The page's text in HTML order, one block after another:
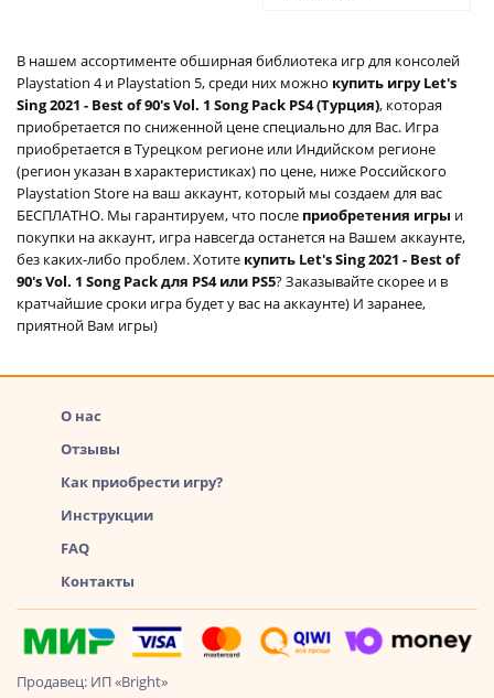
В нашем ассортименте обширная библиотека игр для консолей
Playstation 4 и Playstation 5, среди них можно купить игру Let's
Sing 2021 - Best of 90's Vol. 1 Song Pack PS4 (Турция), которая
приобретается по сниженной цене специально для Вас. Игра
приобретается в Турецком регионе или Индийском регионе
(регион указан в характеристиках) по цене, ниже Российского
Playstation Store на ваш аккаунт, который мы создаем для вас
БЕСПЛАТНО. Мы гарантируем, что после приобретения игры и
покупки на аккаунт, игра навсегда останется на Вашем аккаунте,
без каких-либо проблем. Хотите купить Let's Sing 2021 - Best of
90's Vol. 1 Song Pack для PS4 или PS5? Заказывайте скорее и в
кратчайшие сроки игра будет у вас на аккаунте) И заранее,
приятной Вам игры)
О нас
Отзывы
Как приобрести игру?
Инструкции
FAQ
Контакты
Продавец: ИП «Bright»